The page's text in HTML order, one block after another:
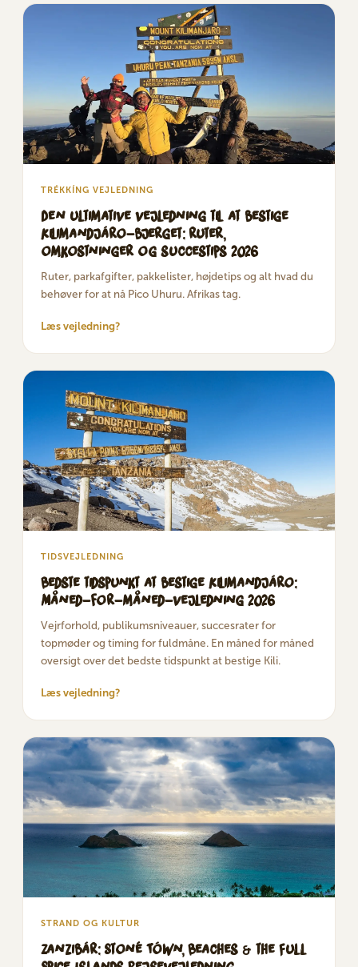
TRÉKKÍNG VEJLEDNING
Den ultimative vejledning til at bestige
Kilimandjáro-bjerget: ruter,
omkostninger og succestips 2026
Ruter, parkafgifter, pakkelister, højdetips og alt hvad du
behøver for at nå Pico Uhuru. Afrikas tag.
Læs vejledning?
TIDSVEJLEDNING
Bedste tidspunkt at bestige Kilimandjáro:
Måned-for-måned-vejledning 2026
Vejrforhold, publikumsniveauer, succesrater for
topmøder og timing for fuldmåne. En måned for måned
oversigt over det bedste tidspunkt at bestige Kili.
Læs vejledning?
STRAND OG KULTUR
Zanzibár: Stoné Tówn, Beaches & the Full